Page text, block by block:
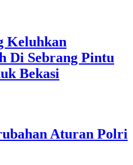
Keluhkan
Di Sebrang Pintu
Bekasi
Aturan Polri